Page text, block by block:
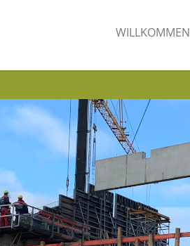
WILLKOMMEN